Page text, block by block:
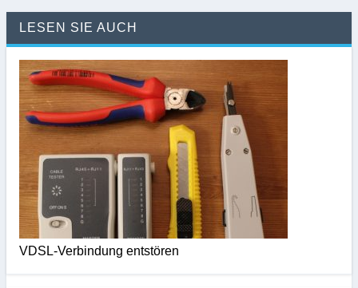
LESEN SIE AUCH
VDSL-Verbindung entstören